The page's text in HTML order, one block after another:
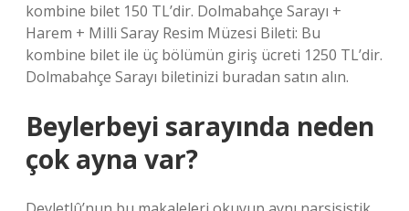
kombine bilet 150 TL’dir. Dolmabahçe Sarayı +
Harem + Milli Saray Resim Müzesi Bileti: Bu
kombine bilet ile üç bölümün giriş ücreti 1250 TL’dir.
Dolmabahçe Sarayı biletinizi buradan satın alın.
Beylerbeyi sarayında neden
çok ayna var?